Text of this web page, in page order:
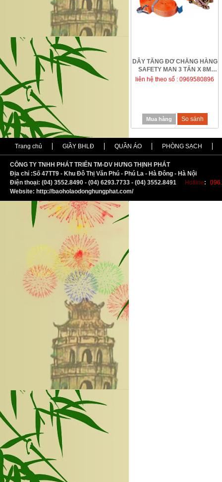
DÂY TĂNG ĐƠ CHẰNG HÀNG
SAFETY MAN 3 TẤN X 8M
liên hệ theo số : 0969580896
Mua hàng So sánh
Trang chủ GIẦY BHLĐ QUẦN ÁO PHÒNG SẠCH
CÔNG TY TNHH PHÁT TRIỂN TM-DV HƯNG THỊNH PHÁT
Địa chỉ :Số 47TT9 - Khu Đô Thị Văn Phú - Phú La - Hà Đông - Hà Nội
Điện thoại: (04) 3552.8490 - (04) 6293.7733 - (04) 3552.8491
Hotline:
Website: http://baoholaodonghungphat.com/